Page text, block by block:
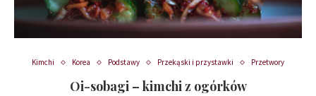
Kimchi Korea Podstawy Przekąski i przystawki Przetwory
Oi-sobagi – kimchi z ogórków